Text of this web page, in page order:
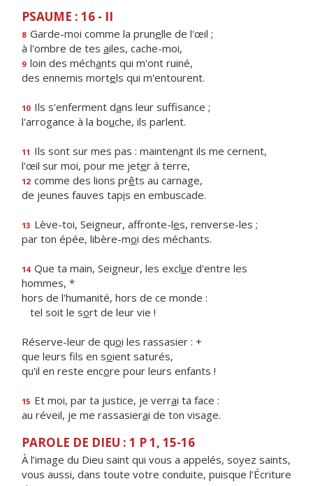
PSAUME : 16 - II
8 Garde-moi comme la prunelle de l'œil ;
à l'ombre de tes ailes, cache-moi,
9 loin des méchants qui m'ont ruiné,
des ennemis mortels qui m'entourent.
10 Ils s'enferment dans leur suffisance ;
l'arrogance à la bouche, ils parlent.
11 Ils sont sur mes pas : maintenant ils me cernent,
l'œil sur moi, pour me jeter à terre,
12 comme des lions prêts au carnage,
de jeunes fauves tapis en embuscade.
13 Lève-toi, Seigneur, affronte-les, renverse-les ;
par ton épée, libère-moi des méchants.
14 Que ta main, Seigneur, les exclue d'entre les
hommes, *
hors de l'humanité, hors de ce monde :
tel soit le sort de leur vie !
Réserve-leur de quoi les rassasier : +
que leurs fils en soient saturés,
qu'il en reste encore pour leurs enfants !
15 Et moi, par ta justice, je verrai ta face :
au réveil, je me rassasierai de ton visage.
PAROLE DE DIEU : 1 P 1, 15-16
À l’image du Dieu saint qui vous a appelés, soyez saints,
vous aussi, dans toute votre conduite, puisque l’Écriture